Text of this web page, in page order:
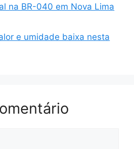
na BR-040 em Nova Lima
e umidade baixa nesta